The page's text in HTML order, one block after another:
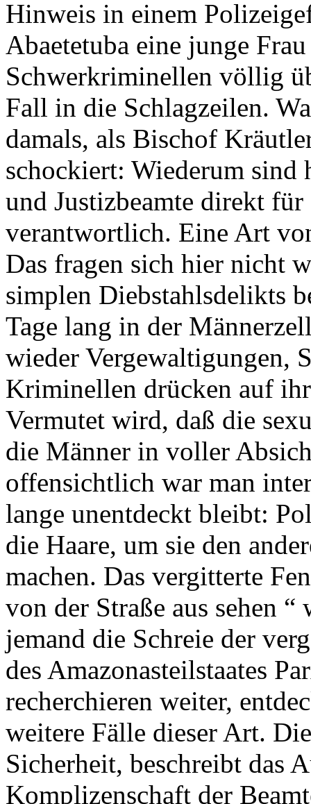
Hinweis in einem
Abaetetuba eine junge
Schwerkriminellen völlig
Fall in die Schlagzeilen.
damals, als Bischof
schockiert: Wiederum
und Justizbeamte direkt für
verantwortlich. Eine Art
Das fragen sich hier nicht
simplen Diebstahlsdelikts
Tage lang in der
wieder Vergewaltigungen,
Kriminellen drücken auf
Vermutet wird, daß die
die Männer in voller
offensichtlich war man
lange unentdeckt bleibt:
die Haare, um sie den
machen. Das vergitterte
von der Straße aus sehen
jemand die Schreie der
des Amazonasteilstaates
recherchieren weiter,
weitere Fälle dieser Art.
Sicherheit, beschreibt das
Komplizenschaft der